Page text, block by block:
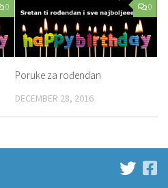
0 0
Poruke za rođendan
DECEMBER 28, 2016